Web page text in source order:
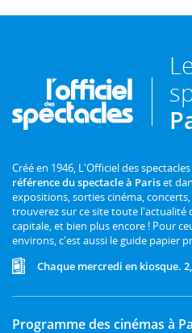
Créé en 1946, L'Officiel des
référence du spectacle à Pariset
expositions, sorties cinéma,
trouverez sur ce site toute l'actualité
capitale, et bien plus encore ! Pour
environs, c'est aussi le guide papier
Chaque mercredi en kiosque.
Programme des cinémas à